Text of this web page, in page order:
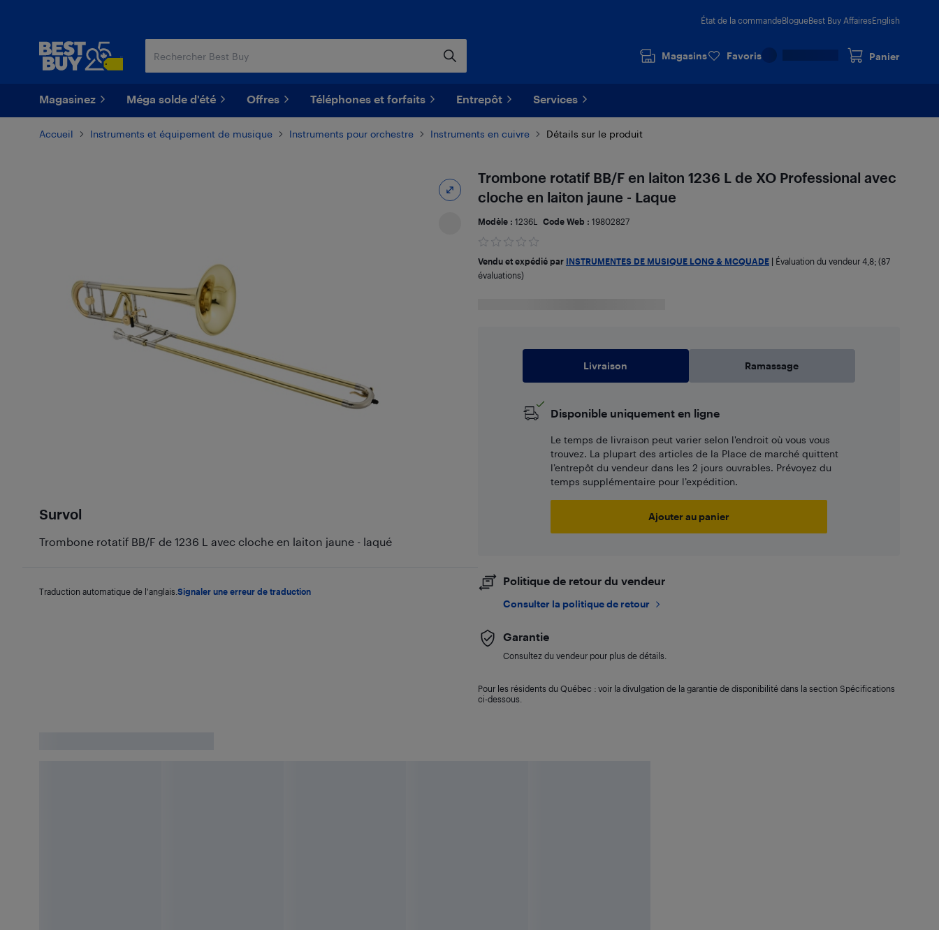
État de la commandeBlogueBest Buy AffairesEnglish
Magasins Favoris Panier
Magasinez Méga solde d'été Offres Téléphones et forfaits Entrepôt Services
Accueil Instruments et équipement de musique Instruments pour orchestre Instruments en cuivre Détails sur le produit
Survol
Trombone rotatif BB/F de 1236 L avec cloche en laiton jaune - laqué
Traduction automatique de l'anglais. Signaler une erreur de traduction
Trombone rotatif BB/F en laiton 1236 L de XO Professional avec
cloche en laiton jaune - Laque
Modèle : 1236L Code Web : 19802827
Vendu et expédié par INSTRUMENTES DE MUSIQUE LONG & MCQUADE| Évaluation du vendeur 4,8; (87
évaluations)
Livraison Ramassage
Disponible uniquement en ligne
Le temps de livraison peut varier selon l'endroit où vous vous
trouvez. La plupart des articles de la Place de marché quittent
l’entrepôt du vendeur dans les 2 jours ouvrables. Prévoyez du
temps supplémentaire pour l’expédition.
Ajouter au panier
Politique de retour du vendeur
Consulter la politique de retour
Garantie
Consultez du vendeur pour plus de détails.
Pour les résidents du Québec : voir la divulgation de la garantie de disponibilité dans la section Spécifications
ci-dessous.